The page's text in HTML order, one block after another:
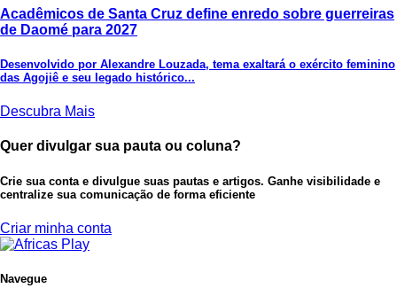
Acadêmicos de Santa Cruz define enredo sobre guerreiras
de Daomé para 2027
Desenvolvido por Alexandre Louzada, tema exaltará o exército feminino
das Agojiê e seu legado histórico...
Descubra Mais
Quer divulgar sua pauta ou coluna?
Crie sua conta e divulgue suas pautas e artigos. Ganhe visibilidade e
centralize sua comunicação de forma eficiente
Criar minha conta
Navegue